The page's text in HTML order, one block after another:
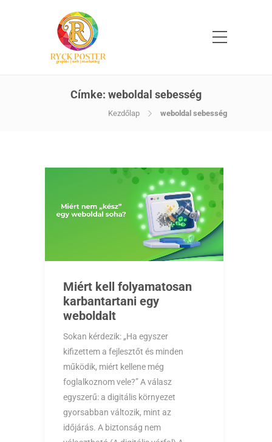
Címke: weboldal sebesség
Kezdőlap weboldal sebesség
Miért kell folyamatosan
karbantartani egy
weboldalt
Sokan kérdezik: „Ha egyszer
kifizettem a fejlesztőt és minden
működik, miért kellene még
foglalkoznom vele?” A válasz
egyszerű: a digitális környezet
gyorsabban változik, mint az
időjárás. A biztonság nem